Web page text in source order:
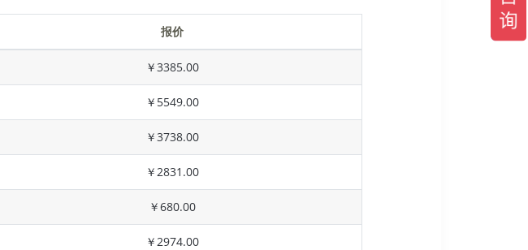
报价
￥3385.00
￥5549.00
￥3738.00
￥2831.00
￥680.00
￥2974.00